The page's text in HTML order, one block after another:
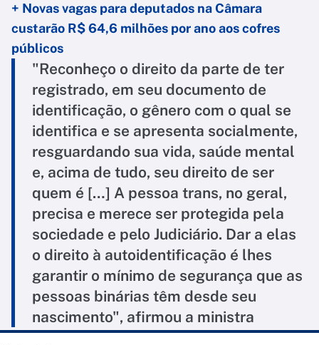
+ Novas vagas para deputados na Câmara
custarão R$ 64,6 milhões por ano aos cofres
públicos
"Reconheço o direito da parte de ter
registrado, em seu documento de
identificação, o gênero com o qual se
identifica e se apresenta socialmente,
resguardando sua vida, saúde mental
e, acima de tudo, seu direito de ser
quem é […] A pessoa trans, no geral,
precisa e merece ser protegida pela
sociedade e pelo Judiciário. Dar a elas
o direito à autoidentificação é lhes
garantir o mínimo de segurança que as
pessoas binárias têm desde seu
nascimento", afirmou a ministra